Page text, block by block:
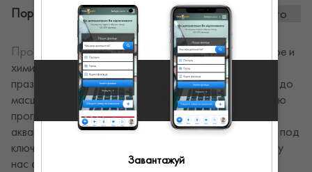
Портфоліо винаних робіт: 0 фото
Про себе:
Аниматоры. Дед Мороз. Аквагрим. Мыльное и
химик-шоу. Ведущая мероприятий. Организация
праздников любого уровня от домашнего праздника до
масштабных мероприятий. Предлагаем анимационную
программу с опытными аниматорами и ведущими,
аквагрим, мастер-классы, шоу-программы. Праздник под
ключ или на выезд ( у вас дома, в кафе и т.д.)А также у
нас есть ведущая с диджеем.Завантажуй